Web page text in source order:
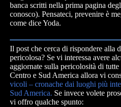
banca scritti nella prima pagina
conosco). Pensateci, prevenire è
come dice Yoda.
Il post che cerca di rispondere alla
pericolosa? Se vi interessa avere
aggiornate sulla pericolosità di
Centro e Sud America allora vi
vicoli – cronache dai luoghi più
Sud America. Se invece volete
vi offro qualche spunto: